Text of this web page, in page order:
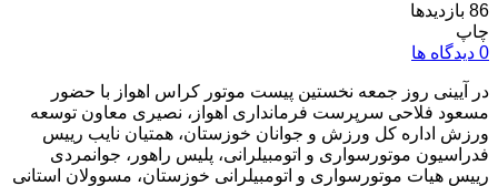
86 بازدیدها
چاپ
0 دیدگاه ها
در آیینی روز جمعه نخستین پیست موتور کراس اهواز با حضور
مسعود فلاحی سرپرست فرمانداری اهواز، نصیری معاون توسعه
ورزش اداره کل ورزش و جوانان خوزستان، همتیان نایب رییس
فدراسیون موتورسواری و اتومبیلرانی، پلیس راهور، جوانمردی
رییس هیات موتورسواری و اتومبیلرانی خوزستان، مسوولان استانی